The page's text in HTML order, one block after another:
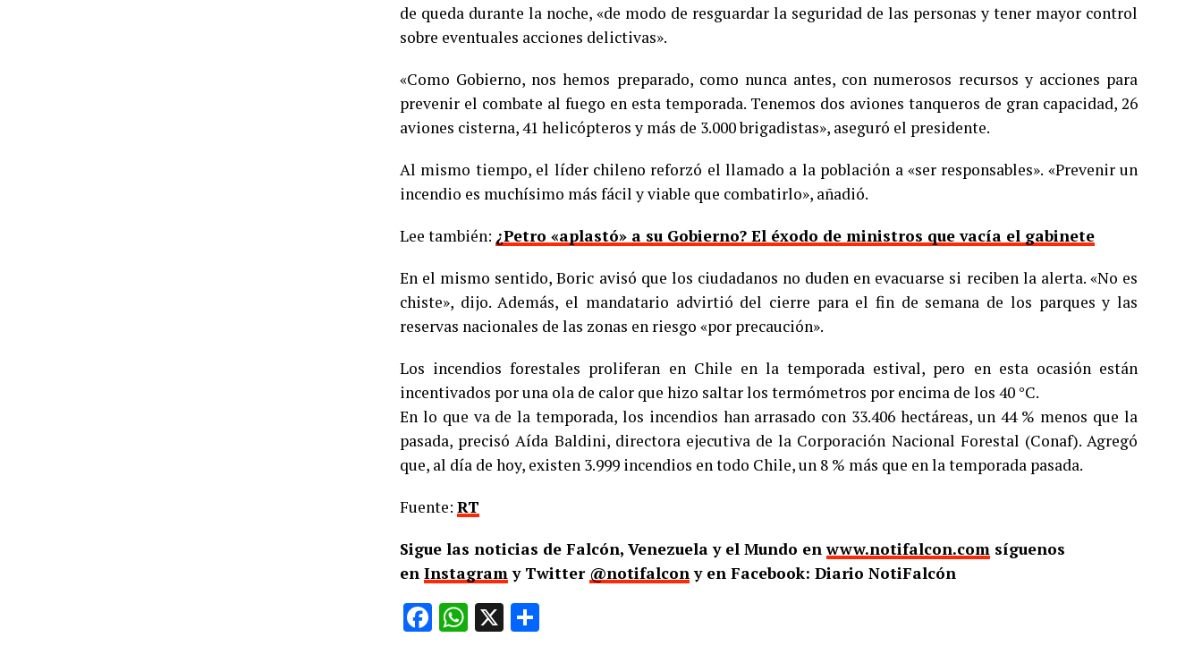
de queda durante la noche, «de modo de resguardar la seguridad de las personas y tener mayor control
sobre eventuales acciones delictivas».
«Como Gobierno, nos hemos preparado, como nunca antes, con numerosos recursos y acciones para
prevenir el combate al fuego en esta temporada. Tenemos dos aviones tanqueros de gran capacidad, 26
aviones cisterna, 41 helicópteros y más de 3.000 brigadistas», aseguró el presidente.
Al mismo tiempo, el líder chileno reforzó el llamado a la población a «ser responsables». «Prevenir un
incendio es muchísimo más fácil y viable que combatirlo», añadió.
Lee también: ¿Petro «aplastó» a su Gobierno? El éxodo de ministros que vacía el gabinete
En el mismo sentido, Boric avisó que los ciudadanos no duden en evacuarse si reciben la alerta. «No es
chiste», dijo. Además, el mandatario advirtió del cierre para el fin de semana de los parques y las
reservas nacionales de las zonas en riesgo «por precaución».
Los incendios forestales proliferan en Chile en la temporada estival, pero en esta ocasión están
incentivados por una ola de calor que hizo saltar los termómetros por encima de los 40 °C.
En lo que va de la temporada, los incendios han arrasado con 33.406 hectáreas, un 44 % menos que la
pasada, precisó Aída Baldini, directora ejecutiva de la Corporación Nacional Forestal (Conaf). Agregó
que, al día de hoy, existen 3.999 incendios en todo Chile, un 8 % más que en la temporada pasada.
Fuente: RT
Sigue las noticias de Falcón, Venezuela y el Mundo enwww.notifalcon.com síguenos
en Instagramy Twitter @notifalcony en Facebook: Diario NotiFalcón
Facebook
WhatsApp
X